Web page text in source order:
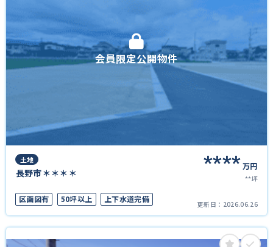
会員限定公開物件
土地
長野市＊＊＊＊ ****万円
**坪
区画図有 50坪以上 上下水道完備
更新日： 2026.06.26